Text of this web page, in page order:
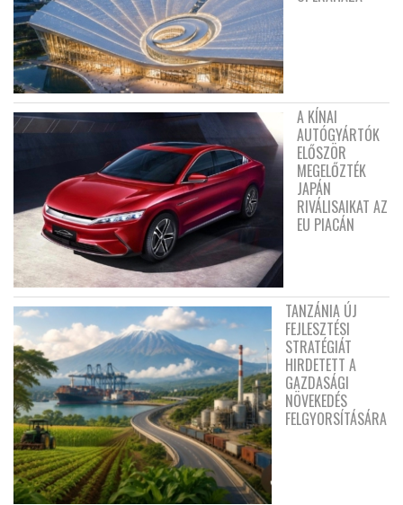
A KÍNAI
AUTÓGYÁRTÓK
ELŐSZÖR
MEGELŐZTÉK
JAPÁN
RIVÁLISAIKAT AZ
EU PIACÁN
TANZÁNIA ÚJ
FEJLESZTÉSI
STRATÉGIÁT
HIRDETETT A
GAZDASÁGI
NÖVEKEDÉS
FELGYORSÍTÁSÁRA